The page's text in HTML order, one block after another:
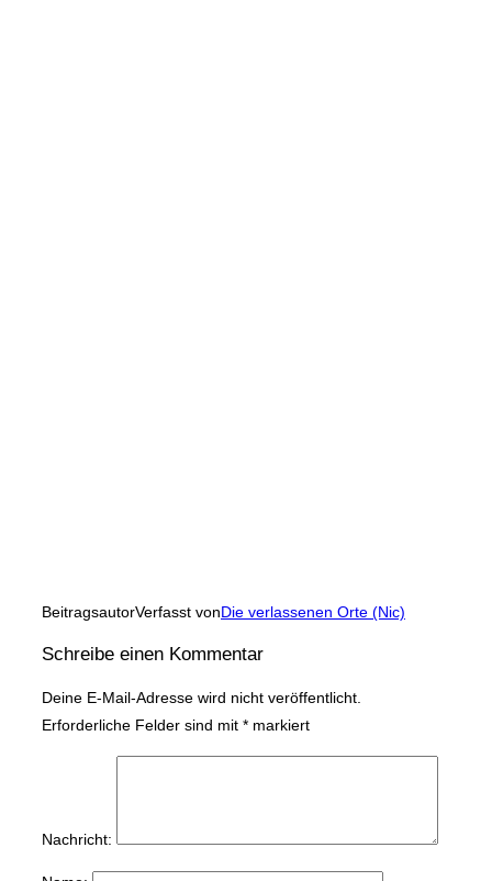
BeitragsautorVerfasst vonDie verlassenen Orte (Nic)
Schreibe einen Kommentar
Deine E-Mail-Adresse wird nicht veröffentlicht.
Erforderliche Felder sind mit * markiert
Nachricht: